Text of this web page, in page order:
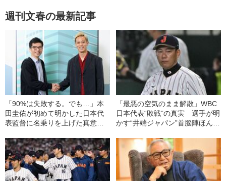
週刊文春の最新記事
「90%は失敗する。でも…」本
田圭佑が初めて明かした日本代
表監督に名乗りを上げた真意
い」
「最悪の空気のまま解散」WBC
日本代表“敗戦”の真実 選手が明
かす“井端ジャパン”首脳陣ほんと
ーチは…」